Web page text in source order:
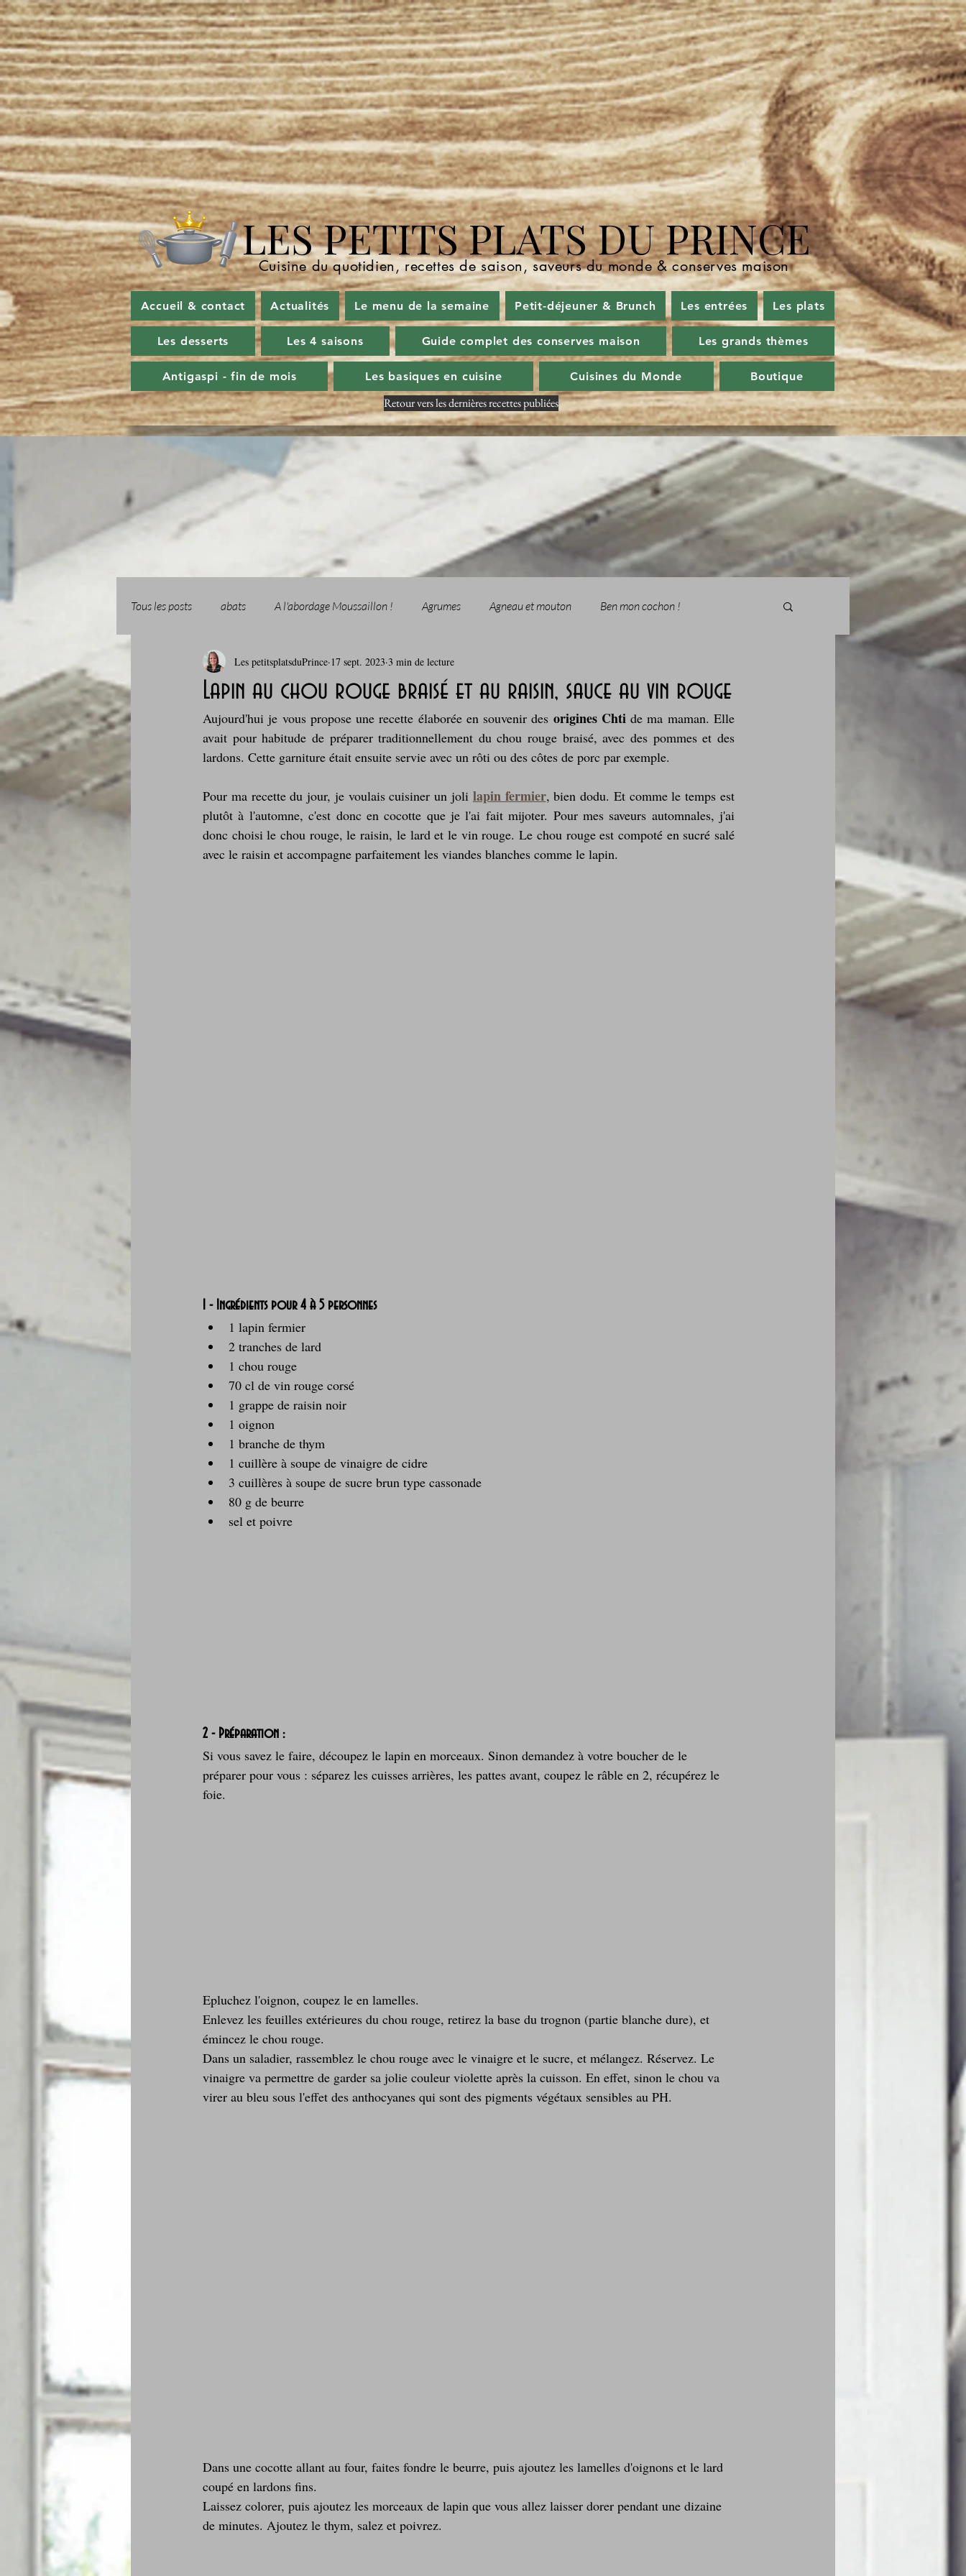
LES PETITS PLATS DU PRINCE
Cuisine du quotidien, recettes de saison, saveurs du monde & conserves maison
Accueil & contact Actualités Le menu de la semaine Petit-déjeuner & Brunch Les entrées Les plats
Les desserts Les 4 saisons Guide complet des conserves maison Les grands thèmes
Antigaspi - fin de mois Les basiques en cuisine Cuisines du Monde Boutique
Retour vers les dernières recettes publiées
Tous les posts abats A l'abordage Moussaillon ! Agrumes Agneau et mouton Ben mon cochon !
Boissons et cocktails Boulangerie Breakfast c'est la rentrée !
Comfort food, les recettes doudou Coquillages et crustacés Courges, cucurbitacées cuisine des fleurs
Fondus de chocolat fruits à coque Garden Party - buffet - Verrines Gâteau d'anniversaire
Lapin au chou rouge braisé et au raisin, sauce au vin rouge
Les petitsplatsduPrince 17 sept. 2023 3 min de lecture
Aujourd'hui je vous propose une recette élaborée en souvenir des origines Chti de ma maman. Elle
avait pour habitude de préparer traditionnellement du chou rouge braisé, avec des pommes et des
lardons. Cette garniture était ensuite servie avec un rôti ou des côtes de porc par exemple.
Pour ma recette du jour, je voulais cuisiner un joli lapin fermier, bien dodu. Et comme le temps est
plutôt à l'automne, c'est donc en cocotte que je l'ai fait mijoter. Pour mes saveurs automnales, j'ai
donc choisi le chou rouge, le raisin, le lard et le vin rouge. Le chou rouge est compoté en sucré salé
avec le raisin et accompagne parfaitement les viandes blanches comme le lapin.
1 - Ingrédients pour 4 à 5 personnes
1 lapin fermier
2 tranches de lard
1 chou rouge
70 cl de vin rouge corsé
1 grappe de raisin noir
1 oignon
1 branche de thym
1 cuillère à soupe de vinaigre de cidre
3 cuillères à soupe de sucre brun type cassonade
80 g de beurre
sel et poivre
2 - Préparation :
Si vous savez le faire, découpez le lapin en morceaux. Sinon demandez à votre boucher de le
préparer pour vous : séparez les cuisses arrières, les pattes avant, coupez le râble en 2, récupérez le
foie.
Epluchez l'oignon, coupez le en lamelles.
Enlevez les feuilles extérieures du chou rouge, retirez la base du trognon (partie blanche dure), et
émincez le chou rouge.
Dans un saladier, rassemblez le chou rouge avec le vinaigre et le sucre, et mélangez. Réservez. Le
vinaigre va permettre de garder sa jolie couleur violette après la cuisson. En effet, sinon le chou va
virer au bleu sous l'effet des anthocyanes qui sont des pigments végétaux sensibles au PH.
Dans une cocotte allant au four, faites fondre le beurre, puis ajoutez les lamelles d'oignons et le lard
coupé en lardons fins.
Laissez colorer, puis ajoutez les morceaux de lapin que vous allez laisser dorer pendant une dizaine
de minutes. Ajoutez le thym, salez et poivrez.